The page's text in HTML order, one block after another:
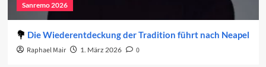
Sanremo 2026
Die Wiederentdeckung der Tradition führt nach Neapel
Raphael Mair 1. März 2026 0